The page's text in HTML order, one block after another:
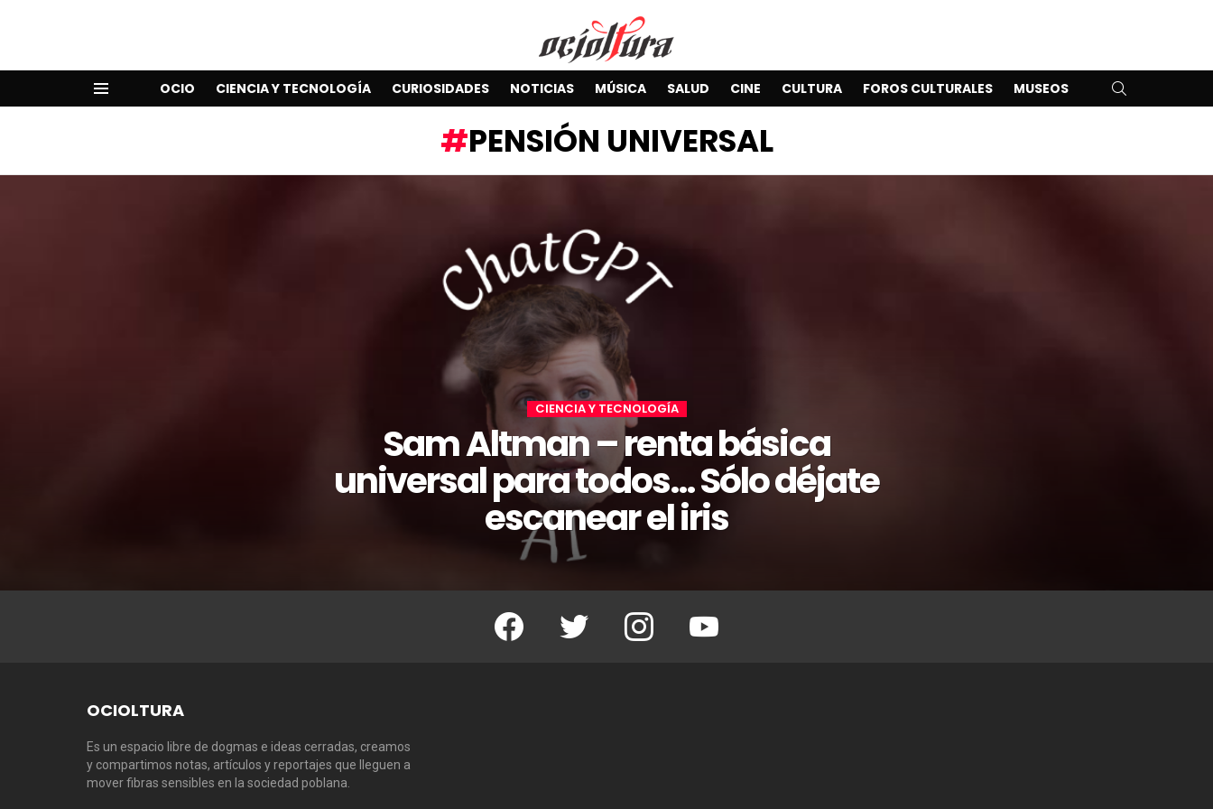
OCIO CIENCIA Y TECNOLOGÍA CURIOSIDADES NOTICIAS MÚSICA SALUD CINE CULTURA FOROS CULTURALES MUSEOS
PENSIÓN UNIVERSAL
CIENCIA Y TECNOLOGÍA
Sam Altman – renta básica
universal para todos… Sólo déjate
escanear el iris
Facebook Twitter Instagram Youtube
OCIOLTURA
Es un espacio libre de dogmas e ideas cerradas, creamos
y compartimos notas, artículos y reportajes que lleguen a
mover fibras sensibles en la sociedad poblana.